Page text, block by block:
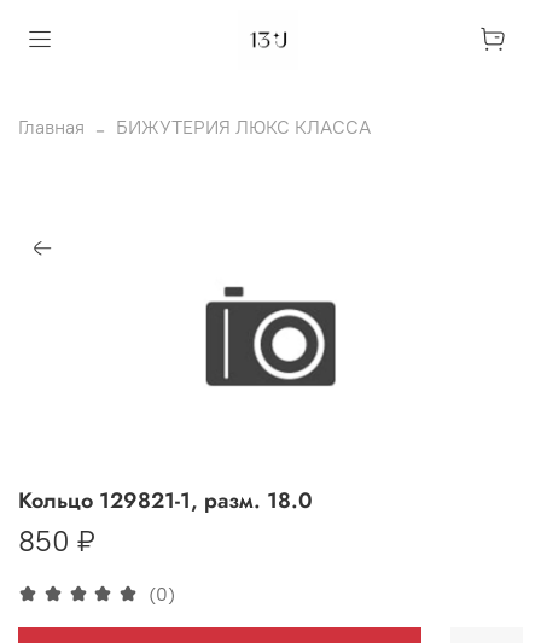
Главная БИЖУТЕРИЯ ЛЮКС КЛАССА
(0)
Кольцо 129821-1, разм. 18.0
850 ₽